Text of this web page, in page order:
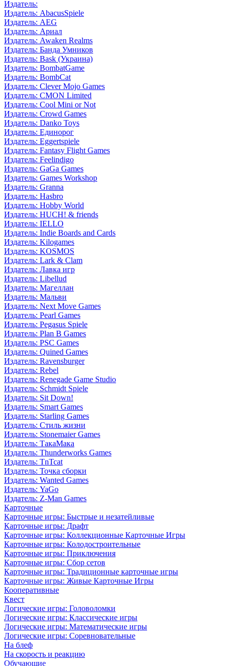
Издатель:
Издатель: AbacusSpiele
Издатель: AEG
Издатель: Ариал
Издатель: Awaken Realms
Издатель: Банда Умников
Издатель: Bask (Украина)
Издатель: BombatGame
Издатель: BombCat
Издатель: Clever Mojo Games
Издатель: CMON Limited
Издатель: Cool Mini or Not
Издатель: Crowd Games
Издатель: Danko Toys
Издатель: Единорог
Издатель: Eggertspiele
Издатель: Fantasy Flight Games
Издатель: Feelindigo
Издатель: GaGa Games
Издатель: Games Workshop
Издатель: Granna
Издатель: Hasbro
Издатель: Hobby World
Издатель: HUCH! & friends
Издатель: IELLO
Издатель: Indie Boards and Cards
Издатель: Kilogames
Издатель: KOSMOS
Издатель: Lark & Clam
Издатель: Лавка игр
Издатель: Libellud
Издатель: Магеллан
Издатель: Мальви
Издатель: Next Move Games
Издатель: Pearl Games
Издатель: Pegasus Spiele
Издатель: Plan B Games
Издатель: PSC Games
Издатель: Quined Games
Издатель: Ravensburger
Издатель: Rebel
Издатель: Renegade Game Studio
Издатель: Schmidt Spiele
Издатель: Sit Down!
Издатель: Smart Games
Издатель: Starling Games
Издатель: Стиль жизни
Издатель: Stonemaier Games
Издатель: ТакаМака
Издатель: Thunderworks Games
Издатель: TnTcat
Издатель: Точка сборки
Издатель: Wanted Games
Издатель: YaGo
Издатель: Z-Man Games
Карточные
Карточные игры: Быстрые и незатейливые
Карточные игры: Драфт
Карточные игры: Коллекционные Карточные Игры
Карточные игры: Колодостроительные
Карточные игры: Приключения
Карточные игры: Сбор сетов
Карточные игры: Традиционные карточные игры
Карточные игры: Живые Карточные Игры
Кооперативные
Квест
Логические игры: Головоломки
Логические игры: Классические игры
Логические игры: Математические игры
Логические игры: Соревновательные
На блеф
На скорость и реакцию
Обучающие